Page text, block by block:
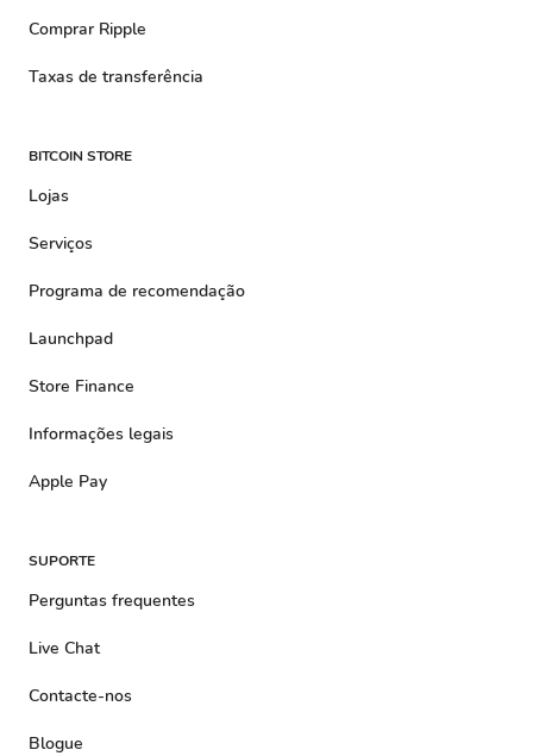
Comprar Ripple
Taxas de transferência
BITCOIN STORE
Lojas
Serviços
Programa de recomendação
Launchpad
Store Finance
Informações legais
Apple Pay
SUPORTE
Perguntas frequentes
Live Chat
Contacte-nos
Blogue